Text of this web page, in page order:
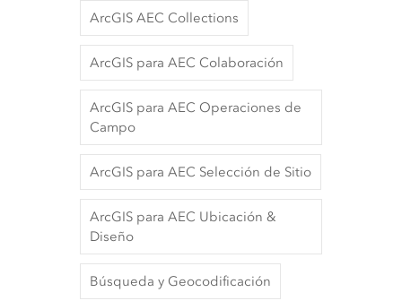
ArcGIS AEC Collections
ArcGIS para AEC Colaboración
ArcGIS para AEC Operaciones de
Campo
ArcGIS para AEC Selección de Sitio
ArcGIS para AEC Ubicación &
Diseño
Búsqueda y Geocodificación